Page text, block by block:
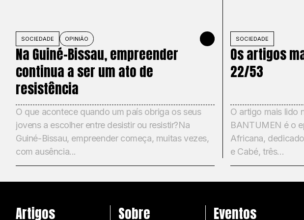
SOCIEDADE OPINIÃO 1 DE JUNHO DE 2026
Na Guiné-Bissau, empreender
continua a ser um ato de
resistência
O que acontece quando um país obriga os seus
jovens a escolher entre desistir ou resistir?Na
Guiné-Bissau, empreender começa, muitas vezes,
com ausência...
SOCIEDADE
Os artigos
22/53
O artigo mais lido
BANTUMEN é o
Africana,
e Cabé, três...
Artigos Sobre Eventos